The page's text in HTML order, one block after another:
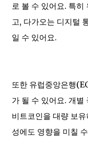
로 볼 수 있어요. 특
고, 다가오는 디지털
일 수 있어요.
또한 유럽중앙은행
가 될 수 있어요. 개별
비트코인을 대량 보
성에도 영향을 미칠